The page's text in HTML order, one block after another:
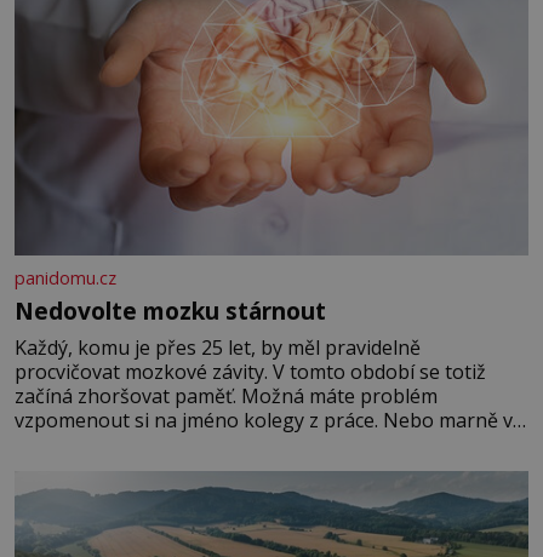
panidomu.cz
Nedovolte mozku stárnout
Každý, komu je přes 25 let, by měl pravidelně
procvičovat mozkové závity. V tomto období se totiž
začíná zhoršovat paměť. Možná máte problém
vzpomenout si na jméno kolegy z práce. Nebo marně v
Je to opravdu tak, s věkem jako kdyby se paměť
rozhodla stávkovat. Cvičte